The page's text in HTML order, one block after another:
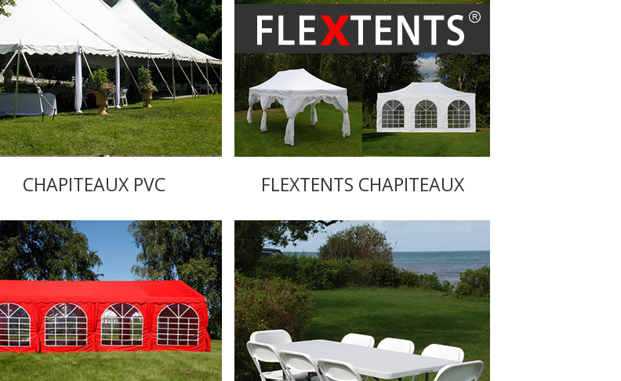
CHAPITEAUX PVC FLEXTENTS CHAPITEAUX